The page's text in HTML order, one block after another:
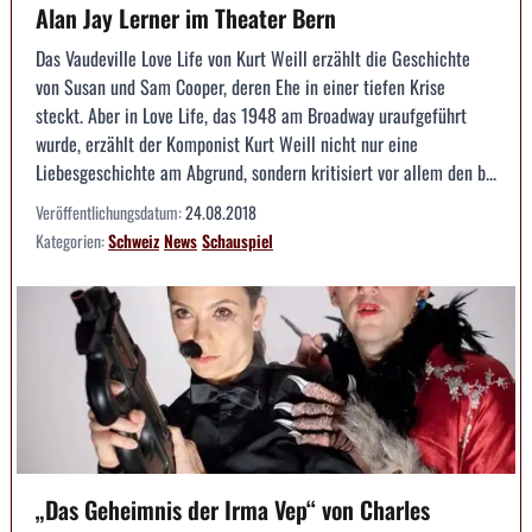
Alan Jay Lerner im Theater Bern
Das Vaudeville Love Life von Kurt Weill erzählt die Geschichte
von Susan und Sam Cooper, deren Ehe in einer tiefen Krise
steckt. Aber in Love Life, das 1948 am Broadway uraufgeführt
wurde, erzählt der Komponist Kurt Weill nicht nur eine
Liebesgeschichte am Abgrund, sondern kritisiert vor allem den b...
Veröffentlichungsdatum:24.08.2018
Kategorien:SchweizNewsSchauspiel
„Das Geheimnis der Irma Vep“ von Charles